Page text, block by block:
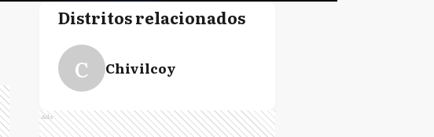
Distritos relacionados
C Chivilcoy
Ads